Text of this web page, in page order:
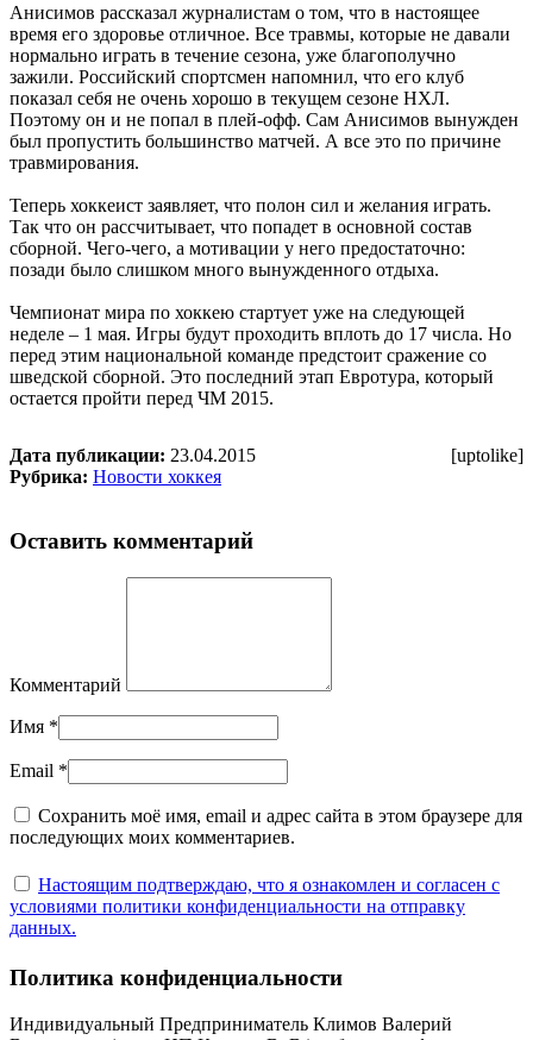
Анисимов рассказал журналистам о том, что в настоящее
время его здоровье отличное. Все травмы, которые не давали
нормально играть в течение сезона, уже благополучно
зажили. Российский спортсмен напомнил, что его клуб
показал себя не очень хорошо в текущем сезоне НХЛ.
Поэтому он и не попал в плей-офф. Сам Анисимов вынужден
был пропустить большинство матчей. А все это по причине
травмирования.
Теперь хоккеист заявляет, что полон сил и желания играть.
Так что он рассчитывает, что попадет в основной состав
сборной. Чего-чего, а мотивации у него предостаточно:
позади было слишком много вынужденного отдыха.
Чемпионат мира по хоккею стартует уже на следующей
неделе – 1 мая. Игры будут проходить вплоть до 17 числа. Но
перед этим национальной команде предстоит сражение со
шведской сборной. Это последний этап Евротура, который
остается пройти перед ЧМ 2015.
Дата публикации: 23.04.2015
Рубрика: Новости хоккея
[uptolike]
Оставить комментарий
Комментарий
Имя *
Email *
Сохранить моё имя, email и адрес сайта в этом браузере для
последующих моих комментариев.
Настоящим подтверждаю, что я ознакомлен и согласен с
условиями политики конфиденциальности на отправку
данных.
Политика конфиденциальности
Индивидуальный Предприниматель Климов Валерий